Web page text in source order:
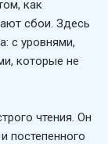
как
сбои. Здесь
с уровнями,
которые не
чтения. Он
постепенного